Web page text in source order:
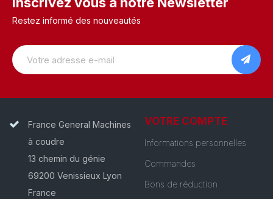
Restez informé des nouveautés
France General Machines
à coudre
13 chemin du génie
69200 Venissieux Lyon
France
VOTRE COMPTE
Informations personnelles
Commandes
Bons de réduction